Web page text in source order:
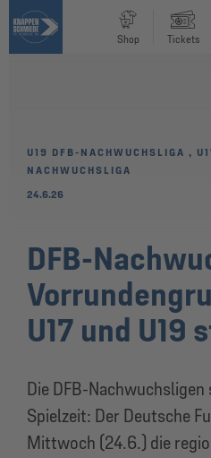
Shop Tickets
DFB-
U17 und U19
Die DFB-
Spielzeit: Der Deutsche
Mittwoch (24.6.) die
U19 DFB-NACHWUCHSLIGA ,
NACHWUCHSLIGA
24.6.26